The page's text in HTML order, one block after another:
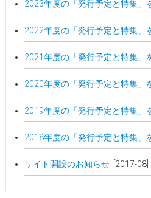
2023年度の「発行予定と特集」
2022年度の「発行予定と特集」
2021年度の「発行予定と特集」
2020年度の「発行予定と特集」
2019年度の「発行予定と特集」
2018年度の「発行予定と特集」
サイト開設のお知らせ [2017-08]